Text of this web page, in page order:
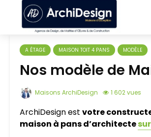
A ÉTAGE MAISON TOIT 4 PANS MODÈLE
Nos modèle de
Maisons ArchiDesign 1 602 vues
ArchiDesign est votre
maison à pans d’architecte